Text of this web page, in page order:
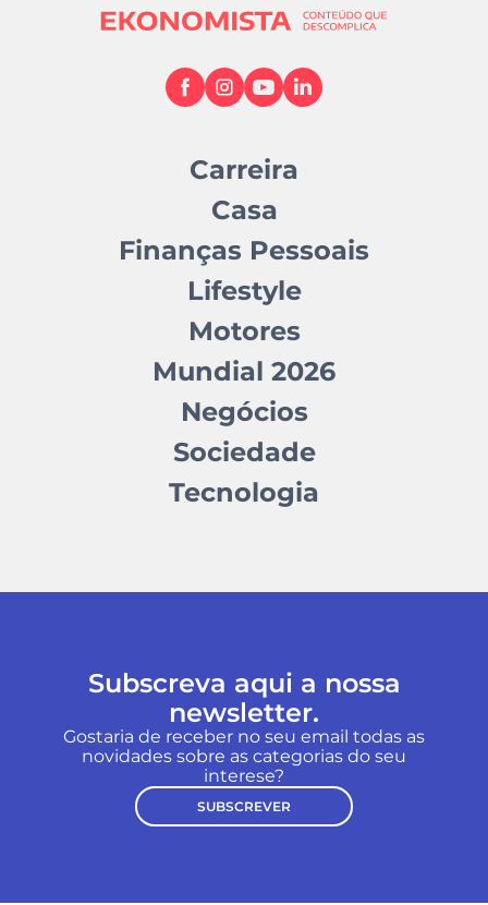
Carreira
Casa
Finanças Pessoais
Lifestyle
Motores
Mundial 2026
Negócios
Sociedade
Tecnologia
Subscreva aqui a nossa
newsletter.
Gostaria de receber no seu email todas as
novidades sobre as categorias do seu
interese?
SUBSCREVER